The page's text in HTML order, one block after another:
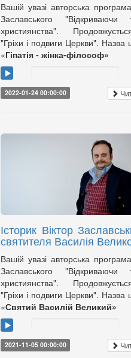
Вашій увазі авторська
Заславського "Відкриваючи
християнства".
"Гріхи і подвиги Церкви". Назва
«Гіпатія - жінка-філософ»
2022-01-24 00:00:00
Історик Віктор
святителя Василія
Вашій увазі авторська
Заславського "Відкриваючи
християнства".
"Гріхи і подвиги Церкви". Назва
«Святий Василій Великий»
2021-11-05 00:00:00